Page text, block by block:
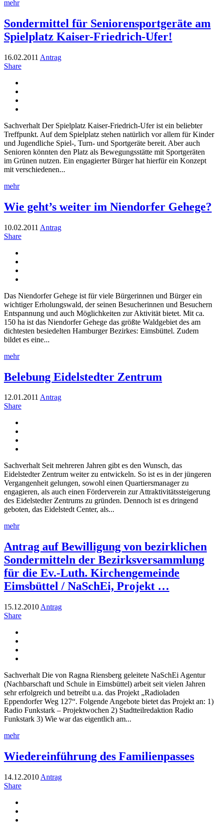
mehr
Sondermittel für Seniorensportgeräte am
Spielplatz Kaiser-Friedrich-Ufer!
16.02.2011 Antrag
Share
Sachverhalt Der Spielplatz Kaiser-Friedrich-Ufer ist ein beliebter
Treffpunkt. Auf dem Spielplatz stehen natürlich vor allem für Kinder
und Jugendliche Spiel-, Turn- und Sportgeräte bereit. Aber auch
Senioren könnten den Platz als Bewegungsstätte mit Sportgeräten
im Grünen nutzen. Ein engagierter Bürger hat hierfür ein Konzept
mit verschiedenen...
mehr
Wie geht’s weiter im Niendorfer Gehege?
10.02.2011 Antrag
Share
Das Niendorfer Gehege ist für viele Bürgerinnen und Bürger ein
wichtiger Erholungswald, der seinen Besucherinnen und Besuchern
Entspannung und auch Möglichkeiten zur Aktivität bietet. Mit ca.
150 ha ist das Niendorfer Gehege das größte Waldgebiet des am
dichtesten besiedelten Hamburger Bezirkes: Eimsbüttel. Zudem
bildet es eine...
mehr
Belebung Eidelstedter Zentrum
12.01.2011 Antrag
Share
Sachverhalt Seit mehreren Jahren gibt es den Wunsch, das
Eidelstedter Zentrum weiter zu entwickeln. So ist es in der jüngeren
Vergangenheit gelungen, sowohl einen Quartiersmanager zu
engagieren, als auch einen Förderverein zur Attraktivitätssteigerung
des Eidelstedter Zentrums zu gründen. Dennoch ist es dringend
geboten, das Eidelstedt Center, als...
mehr
Antrag auf Bewilligung von bezirklichen
Sondermitteln der Bezirksversammlung
für die Ev.-Luth. Kirchengemeinde
Eimsbüttel / NaSchEi, Projekt …
15.12.2010 Antrag
Share
Sachverhalt Die von Ragna Riensberg geleitete NaSchEi Agentur
(Nachbarschaft und Schule in Eimsbüttel) arbeit seit vielen Jahren
sehr erfolgreich und betreibt u.a. das Projekt „Radioladen
Eppendorfer Weg 127“. Folgende Angebote bietet das Projekt an: 1)
Radio Funkstark – Projektwochen 2) Stadtteilredaktion Radio
Funkstark 3) Wie war das eigentlich am...
mehr
Wiedereinführung des Familienpasses
14.12.2010 Antrag
Share